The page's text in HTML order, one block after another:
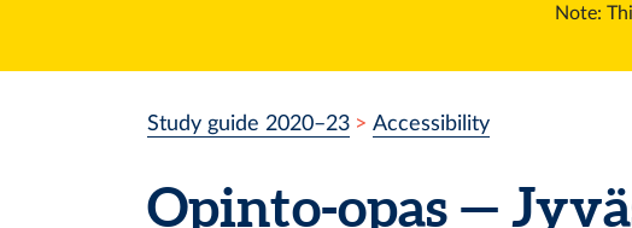
Note:
Study guide 2020–23 Accessibility
Opinto-opas —